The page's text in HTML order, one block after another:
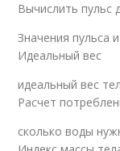
Вычислить пульс
Значения пульса
Идеальный вес
идеальный вес
Расчет
сколько воды